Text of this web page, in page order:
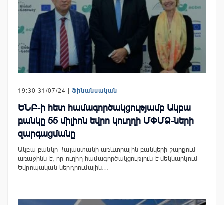
19:30 31/07/24 | Ֆինանսական
ԵՆԲ-ի հետ համագործակցությամբ Ակբա
բանկը 55 միլիոն եվրո կուղղի ՄՓՄՁ-ների
զարգացմանը
Ակբա բանկը Հայաստանի առևտրային բանկերի շարքում
առաջինն է, որ ուղիղ համագործակցություն է մեկնարկում
Եվրոպական ներդրումային…